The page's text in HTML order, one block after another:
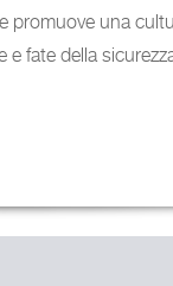
una
fate della